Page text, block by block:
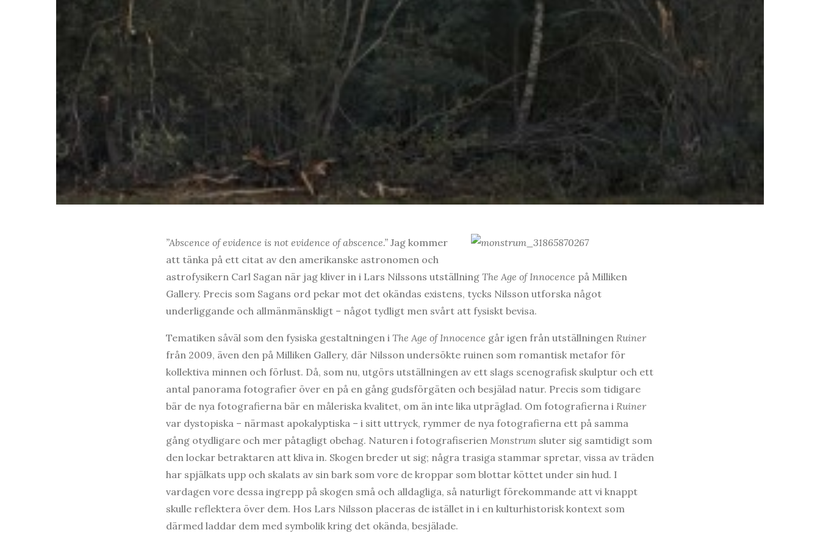
”Abscence of evidence is not evidence of abscence.” Jag kommer
att tänka på ett citat av den amerikanske astronomen och
astrofysikern Carl Sagan när jag kliver in i Lars Nilssons utställning The Age of Innocence på Milliken
Gallery. Precis som Sagans ord pekar mot det okändas existens, tycks Nilsson utforska något
underliggande och allmänmänskligt – något tydligt men svårt att fysiskt bevisa.
Tematiken såväl som den fysiska gestaltningen i The Age of Innocence går igen från utställningen Ruiner
från 2009, även den på Milliken Gallery, där Nilsson undersökte ruinen som romantisk metafor för
kollektiva minnen och förlust. Då, som nu, utgörs utställningen av ett slags scenografisk skulptur och ett
antal panorama fotografier över en på en gång gudsförgäten och besjälad natur. Precis som tidigare
bär de nya fotografierna bär en måleriska kvalitet, om än inte lika utpräglad. Om fotografierna i Ruiner
var dystopiska – närmast apokalyptiska – i sitt uttryck, rymmer de nya fotografierna ett på samma
gång otydligare och mer påtagligt obehag. Naturen i fotografiserien Monstrum sluter sig samtidigt som
den lockar betraktaren att kliva in. Skogen breder ut sig; några trasiga stammar spretar, vissa av träden
har spjälkats upp och skalats av sin bark som vore de kroppar som blottar köttet under sin hud. I
vardagen vore dessa ingrepp på skogen små och alldagliga, så naturligt förekommande att vi knappt
skulle reflektera över dem. Hos Lars Nilsson placeras de istället in i en kulturhistorisk kontext som
därmed laddar dem med symbolik kring det okända, besjälade.